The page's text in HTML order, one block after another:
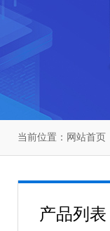
当前位置： 网站首页
产品列表